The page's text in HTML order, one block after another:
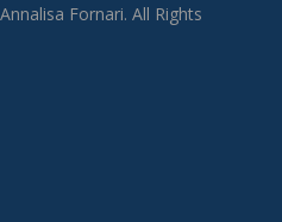
Fornari. All Rights